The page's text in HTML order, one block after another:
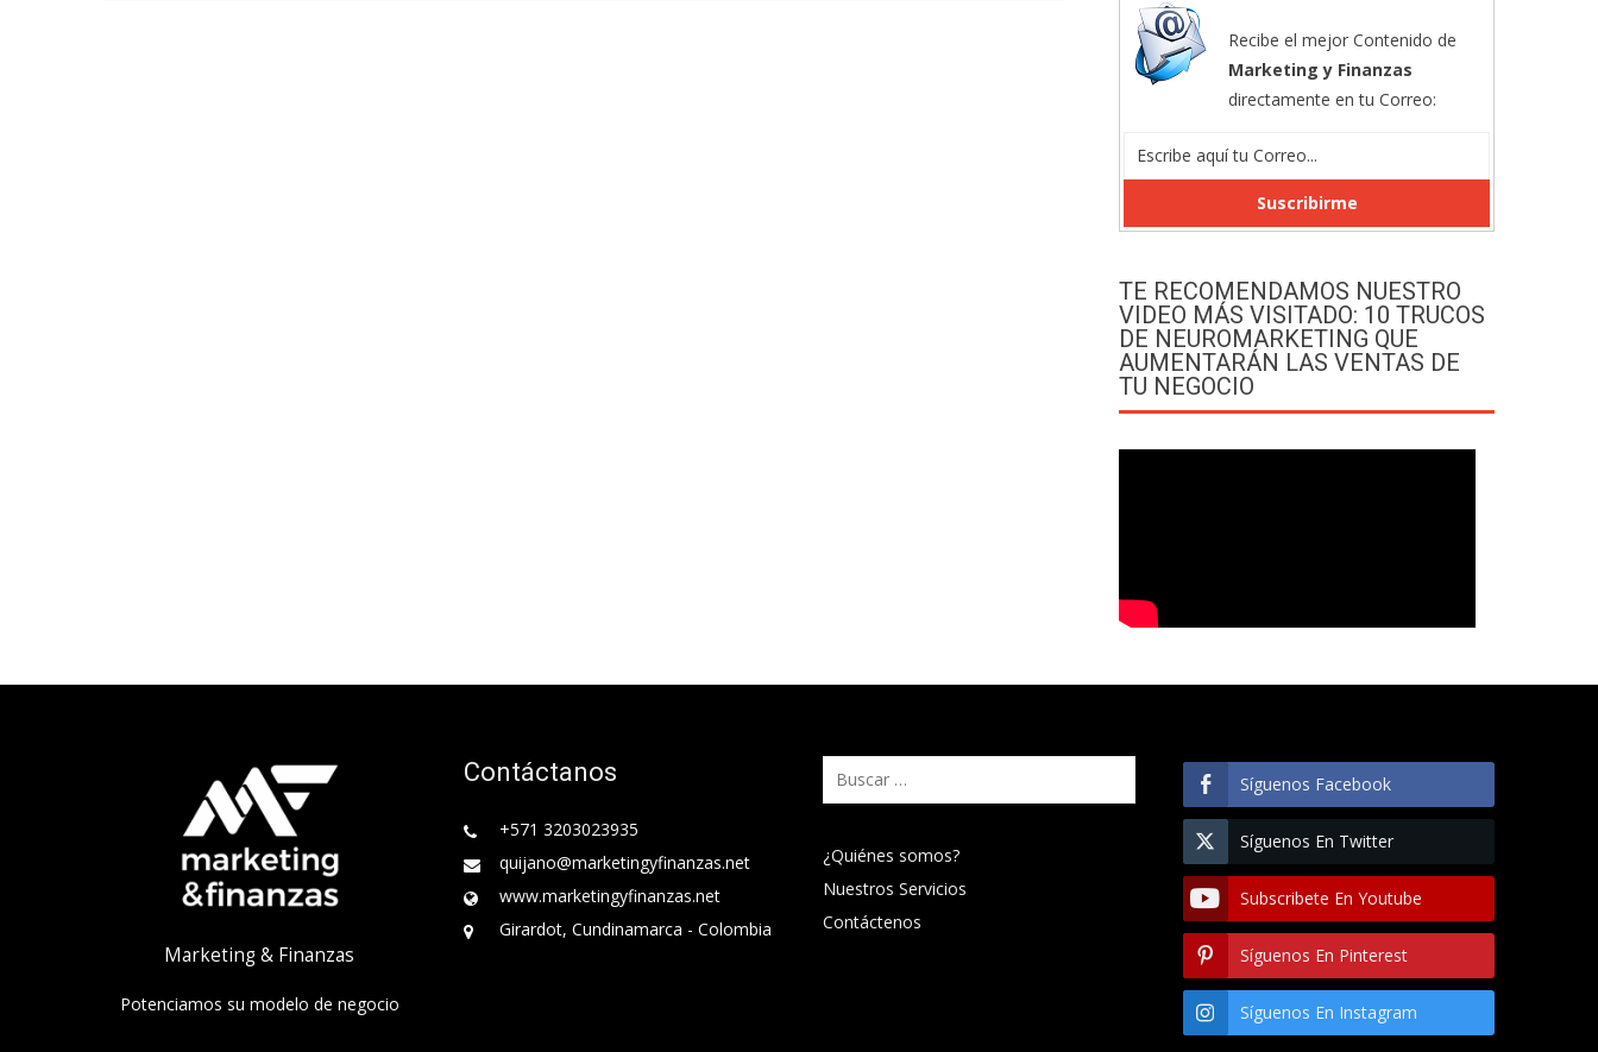
Recibe el mejor Contenido de
Marketing y Finanzas
directamente en tu Correo:
TE RECOMENDAMOS NUESTRO
VIDEO MÁS VISITADO: 10 TRUCOS
DE NEUROMARKETING QUE
AUMENTARÁN LAS VENTAS DE
TU NEGOCIO
Marketing & Finanzas
Potenciamos su modelo de negocio
Contáctanos
+571 3203023935
quijano@marketingyfinanzas.net
www.marketingyfinanzas.net
Girardot, Cundinamarca - Colombia
Buscar:
¿Quiénes somos?
Nuestros Servicios
Contáctenos
Síguenos Facebook
Síguenos En Twitter
Subscribete En Youtube
Síguenos En Pinterest
Síguenos En Instagram